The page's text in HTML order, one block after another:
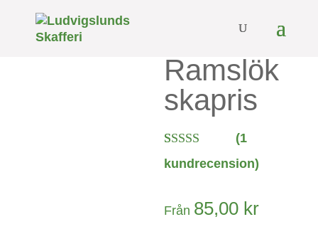
Ramslök
skapris
Betygsatt
4.00av 5
1
sion
(1
kundrecension)
Från 85,00 kr